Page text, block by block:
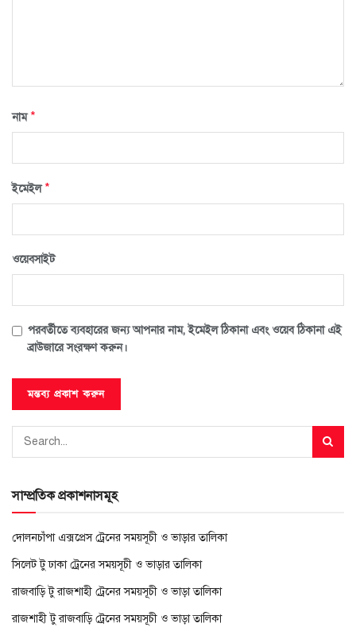
নাম*
ইমেইল*
ওয়েবসাইট
পরবর্তীতে ব্যবহারের জন্য আপনার নাম, ইমেইল ঠিকানা এবং ওয়েব ঠিকানা এই
ব্রাউজারে সংরক্ষণ করুন।
সাম্প্রতিক প্রকাশনাসমূহ
দোলনচাঁপা এক্সপ্রেস ট্রেনের সময়সূচী ও ভাড়ার তালিকা
সিলেট টু ঢাকা ট্রেনের সময়সূচী ও ভাড়ার তালিকা
রাজবাড়ি টু রাজশাহী ট্রেনের সময়সূচী ও ভাড়া তালিকা
রাজশাহী টু রাজবাড়ি ট্রেনের সময়সূচী ও ভাড়া তালিকা